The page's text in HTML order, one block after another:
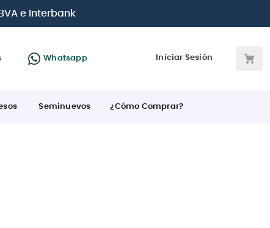
e Interbank
Whatsapp Iniciar Sesión
Seminuevos ¿Cómo Comprar?